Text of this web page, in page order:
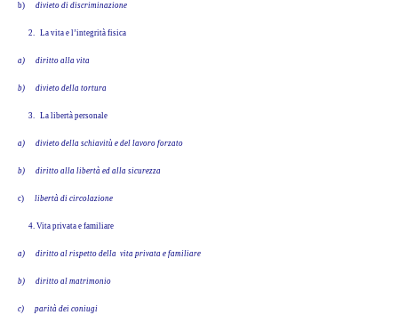
b) divieto di discriminazione
2. La vita e l’integrità fisica
a) diritto alla vita
b) divieto della tortura
3. La libertà personale
a) divieto della schiavitù e del lavoro forzato
b) diritto alla libertà ed alla sicurezza
c) libertà di circolazione
4. Vita privata e familiare
a) diritto al rispetto della vita privata e familiare
b) diritto al matrimonio
c) parità dei coniugi